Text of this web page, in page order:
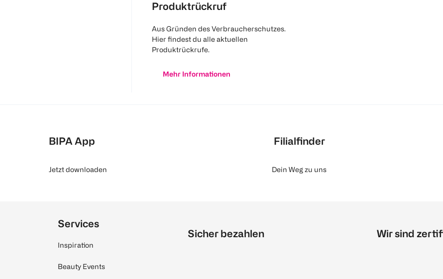
Produktrückruf
Aus Gründen des Verbraucherschutzes.
Hier findest du alle aktuellen
Produktrückrufe.
Mehr Informationen
BIPA App
Jetzt downloaden
Filialfinder
Dein Weg zu uns
Services
Inspiration
Beauty Events
Sicher bezahlen Wir sind